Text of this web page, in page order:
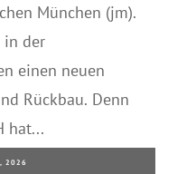
München (jm).
der
einen neuen
Rückbau. Denn
hat...
2026